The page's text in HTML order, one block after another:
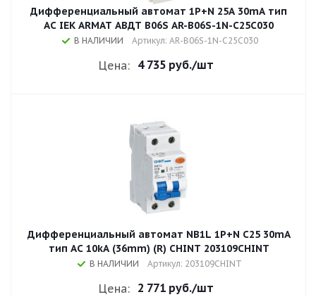
Дифференциальный автомат 1P+N 25A 30mA тип
AC IEK ARMAT АВДТ B06S AR-B06S-1N-C25C030
В НАЛИЧИИ Артикул: AR-B06S-1N-C25C030
Цена: 4 735 руб./шт
Дифференциальный автомат NB1L 1P+N C25 30mA
тип AC 10kA (36mm) (R) CHINT 203109CHINT
В НАЛИЧИИ Артикул: 203109CHINT
Цена: 2 771 руб./шт